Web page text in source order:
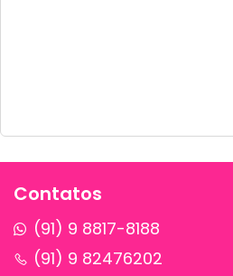
Contatos
(91) 9 8817-8188
(91) 9 82476202